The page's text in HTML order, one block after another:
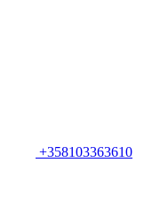
+358103363610